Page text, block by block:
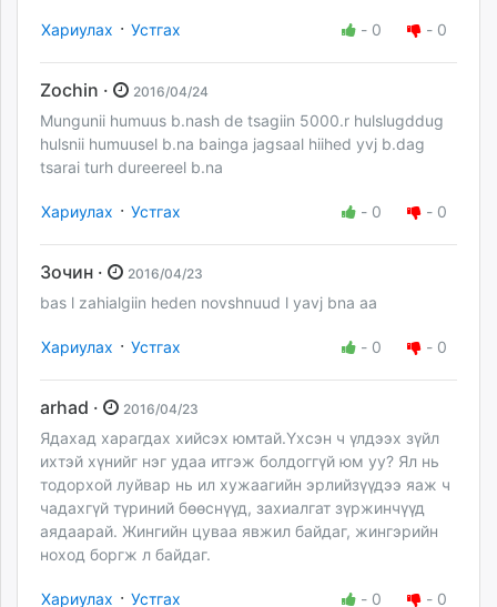
Хариулах · Устгах - 0 - 0
Zochin · 2016/04/24
Mungunii humuus b.nash de tsagiin 5000.r hulslugddug
hulsnii humuusel b.na bainga jagsaal hiihed yvj b.dag
tsarai turh dureereel b.na
Хариулах · Устгах - 0 - 0
Зочин · 2016/04/23
bas l zahialgiin heden novshnuud l yavj bna aa
Хариулах · Устгах - 0 - 0
arhad · 2016/04/23
Ядахад харагдах хийсэх юмтай.Үхсэн ч үлдээх зүйл
ихтэй хүнийг нэг удаа итгэж болдоггүй юм уу? Ял нь
тодорхой луйвар нь ил хужаагийн эрлийзүүдээ яаж ч
чадахгүй түриний бөөснүүд, захиалгат зүржинчүүд
аядаарай. Жингийн цуваа явжил байдаг, жингэрийн
ноход боргж л байдаг.
Хариулах · Устгах - 0 - 0